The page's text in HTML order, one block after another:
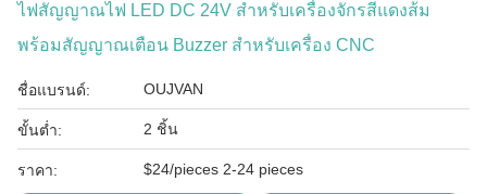
ไฟสัญญาณไฟ LED DC 24V สำหรับเครื่องจักรสีแดงส้ม
พร้อมสัญญาณเตือน Buzzer สำหรับเครื่อง CNC
ชื่อแบรนด์: OUJVAN
ขั้นต่ำ: 2 ชิ้น
ราคา: $24/pieces 2-24 pieces